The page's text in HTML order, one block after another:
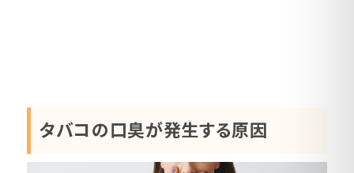
タバコの口臭が発生する原因